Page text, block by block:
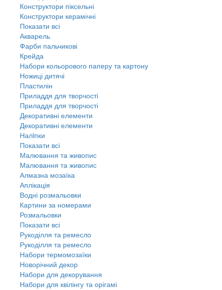
Конструктори піксельні
Конструктори керамічні
Показати всі
Акварель
Фарби пальчикові
Крейда
Набори кольорового паперу та картону
Ножиці дитячі
Пластилін
Приладдя для творчості
Приладдя для творчості
Декоративні елементи
Декоративні елементи
Налiпки
Показати всі
Малювання та живопис
Малювання та живопис
Алмазна мозаїка
Аплікація
Водні розмальовки
Картини за номерами
Розмальовки
Показати всі
Рукоділля та ремесло
Рукоділля та ремесло
Набори термомозаїки
Новорічний декор
Набори для декорування
Набори для квілінгу та орігамі